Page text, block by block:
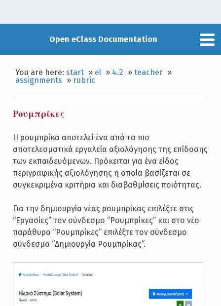
Open eClass Documentation
You are here:start » el » 4.2 »teacher »
assignments » rubric
Ρουμπρίκες
Η ρουμπρίκα αποτελεί ένα από τα πιο
αποτελεσματικά εργαλεία αξιολόγησης της επίδοσης
των εκπαιδευόμενων. Πρόκειται για ένα είδος
περιγραφικής αξιολόγησης η οποία βασίζεται σε
συγκεκριμένα κριτήρια και διαβαθμίσεις ποιότητας.
Για την δημιουργία νέας ρουμπρίκας επιλέξτε στις
“Εργασίες” τον σύνδεσμο “Ρουμπρίκες” και στο νέο
παράθυρο “Ρουμπρίκες” επιλέξτε τον σύνδεσμο
σύνδεσμο “Δημιουργία Ρουμπρίκας”.